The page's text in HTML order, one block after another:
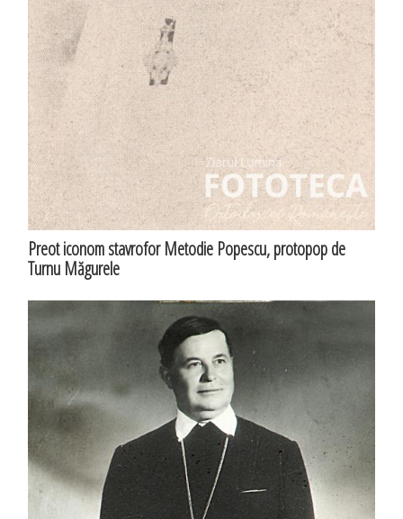
Preot iconom stavrofor Metodie Popescu, protopop de
Turnu Măgurele